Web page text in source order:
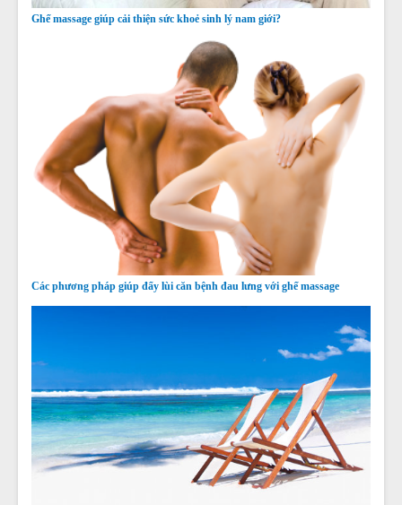
Ghế massage giúp cải thiện sức khoẻ sinh lý nam giới?
Các phương pháp giúp đẩy lùi căn bệnh đau lưng với ghế massage